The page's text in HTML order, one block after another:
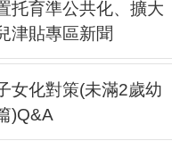
托育準公共化、擴大
津貼專區新聞
女化對策(未滿2歲幼
)Q&A